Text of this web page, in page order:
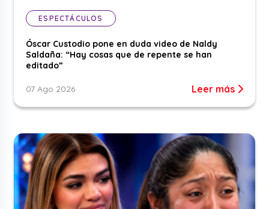
ESPECTÁCULOS
Óscar Custodio pone en duda video de Naldy
Saldaña: “Hay cosas que de repente se han
editado”
07 Ago 2026 Leer más